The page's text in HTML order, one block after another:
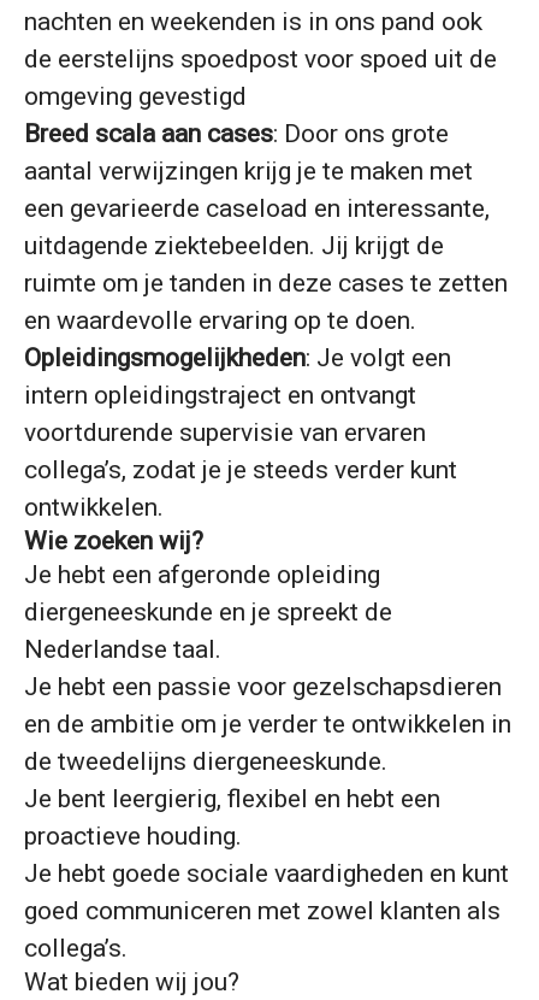
nachten en weekenden is in ons pand ook
de eerstelijns spoedpost voor spoed uit de
omgeving gevestigd
Breed scala aan cases: Door ons grote
aantal verwijzingen krijg je te maken met
een gevarieerde caseload en interessante,
uitdagende ziektebeelden. Jij krijgt de
ruimte om je tanden in deze cases te zetten
en waardevolle ervaring op te doen.
Opleidingsmogelijkheden: Je volgt een
intern opleidingstraject en ontvangt
voortdurende supervisie van ervaren
collega’s, zodat je je steeds verder kunt
ontwikkelen.
Wie zoeken wij?
Je hebt een afgeronde opleiding
diergeneeskunde en je spreekt de
Nederlandse taal.
Je hebt een passie voor gezelschapsdieren
en de ambitie om je verder te ontwikkelen in
de tweedelijns diergeneeskunde.
Je bent leergierig, flexibel en hebt een
proactieve houding.
Je hebt goede sociale vaardigheden en kunt
goed communiceren met zowel klanten als
collega’s.
Wat bieden wij jou?